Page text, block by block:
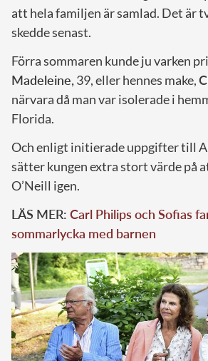
att hela familjen är samlad. Det är
skedde senast.
Förra sommaren kunde ju varken
Madeleine, 39, eller hennes make,
närvara då man var isolerade i
Florida.
Och enligt initierade uppgifter till
sätter kungen extra stort värde på
O’Neill igen.
LÄS MER: Carl Philips och Sofias
sommarlycka med barnen